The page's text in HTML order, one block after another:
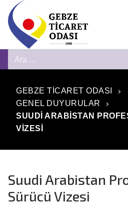
GEBZE TICARET ODASI
GENEL DUYURULAR
SUUDI ARABISTAN
VIZESI
Suudi Arabistan
Sürücü Vizesi